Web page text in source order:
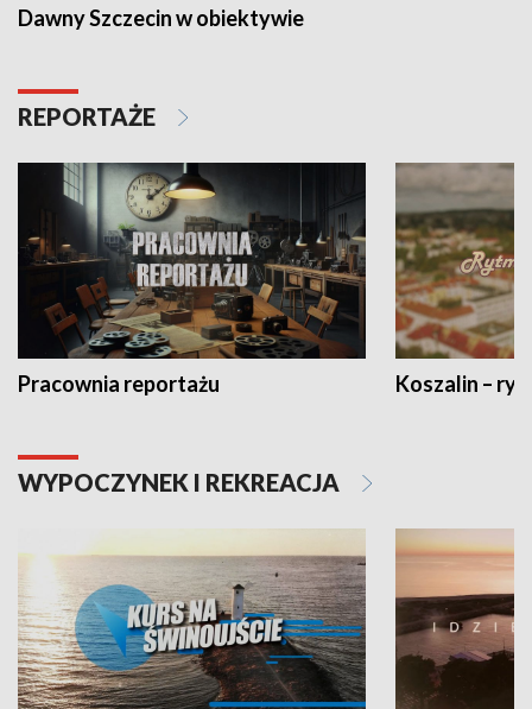
Dawny Szczecin w obiektywie
REPORTAŻE
Pracownia reportażu Koszalin –
WYPOCZYNEK I REKREACJA